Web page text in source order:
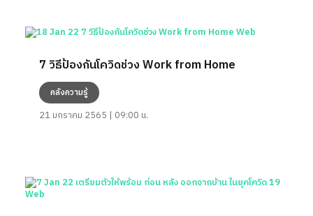
7 วิธีป้องกันโควิดช่วง Work from Home
คลังความรู้
21 มกราคม 2565 | 09:00 น.